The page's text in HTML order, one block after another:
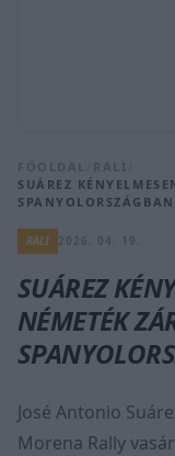
FŐOLDAL RALI
SUÁREZ
SPANYOLORSZÁGBAN
RALI
SUÁREZ
NÉMETÉK
José Antonio
Morena Rally